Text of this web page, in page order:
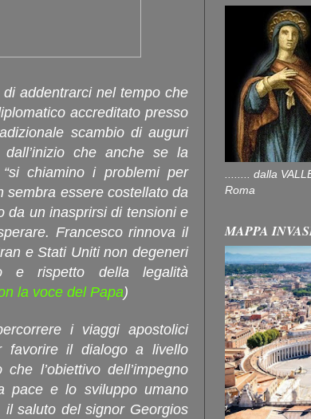
addentrarci nel tempo che
accreditato presso
scambio di auguri
che anche se la
chiamino i problemi per
sembra essere costellato da
da un inasprirsi di tensioni e
Francesco rinnova il
e Stati Uniti non degeneri
e rispetto della legalità
la voce del Papa)
i viaggi apostolici
favorire il dialogo a livello
l’obiettivo dell’impegno
pace e lo sviluppo umano
saluto del signor Georgios
........ dalla
Roma
MAPPA